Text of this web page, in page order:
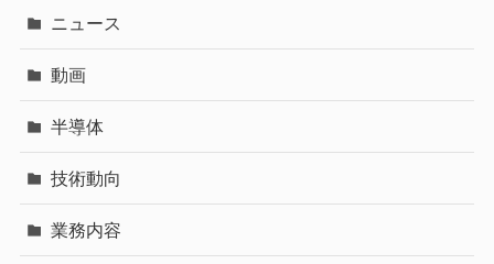
ニュース
動画
半導体
技術動向
業務内容